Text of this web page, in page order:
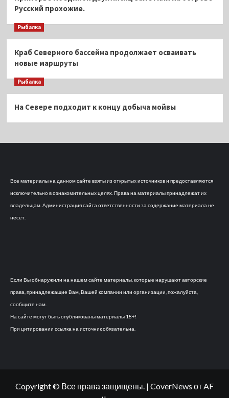
Русский прохожие.
Рыбалка
Краб Северного бассейна продолжает осваивать
новые маршруты
Рыбалка
На Севере подходит к концу добыча мойвы
Все материалы на данном сайте взяты из открытых источников и предоставляются
исключительно в ознакомительных целях. Права на материалы принадлежат их
владельцам. Администрация сайта ответственности за содержание материала не
несет.
Если Вы обнаружили на нашем сайте материалы, которые нарушают авторские
права, принадлежащие Вам, Вашей компании или организации, пожалуйста,
сообщите нам.
На сайте могут быть опубликованы материалы 18+!
При цитировании ссылка на источник обязательна.
Copyright © Все права защищены. | CoverNews от AF